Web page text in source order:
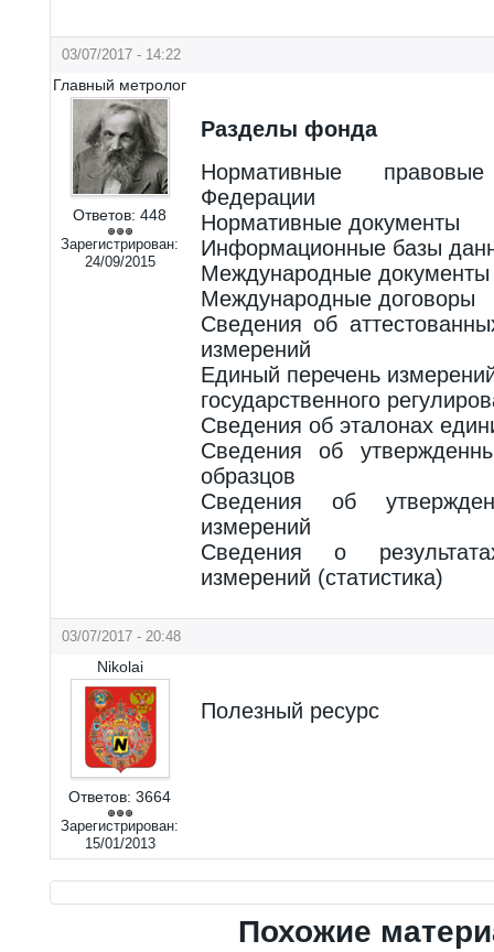
03/07/2017 - 14:22
Главный метролог
Ответов: 448
Зарегистрирован:
24/09/2015
Разделы фонда
Нормативные
Федерации
Нормативные документы
Информационные базы
Международные документы
Международные договоры
Сведения об
измерений
Единый перечень
государственного
Сведения об эталонах
Сведения об
образцов
Сведения об
измерений
Сведения о
измерений (статистика)
03/07/2017 - 20:48
Nikolai
Ответов: 3664
Зарегистрирован:
15/01/2013
Полезный ресурс
Похожие